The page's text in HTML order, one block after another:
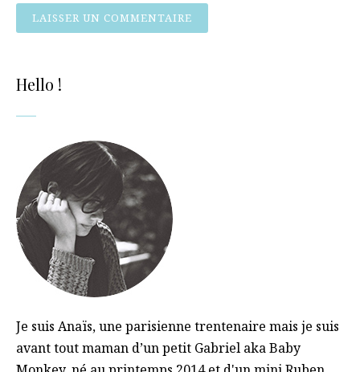
Hello !
Je suis Anaïs, une parisienne trentenaire mais je suis
avant tout maman d’un petit Gabriel aka Baby